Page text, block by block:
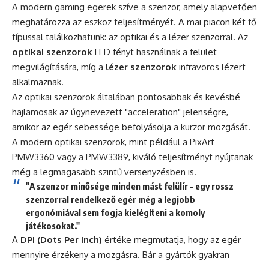
A modern gaming egerek szíve a szenzor, amely alapvetően
meghatározza az eszköz teljesítményét. A mai piacon két fő
típussal találkozhatunk: az optikai és a lézer szenzorral. Az
optikai szenzorok LED fényt használnak a felület
megvilágítására, míg a lézer szenzorok infravörös lézert
alkalmaznak.
Az optikai szenzorok általában pontosabbak és kevésbé
hajlamosak az úgynevezett "acceleration" jelenségre,
amikor az egér sebessége befolyásolja a kurzor mozgását.
A modern optikai szenzorok, mint például a PixArt
PMW3360 vagy a PMW3389, kiváló teljesítményt nyújtanak
még a legmagasabb szintű versenyzésben is.
"A szenzor minősége minden mást felülír – egy rossz
szenzorral rendelkező egér még a legjobb
ergonómiával sem fogja kielégíteni a komoly
játékosokat."
A DPI (Dots Per Inch) értéke megmutatja, hogy az egér
mennyire érzékeny a mozgásra. Bár a gyártók gyakran